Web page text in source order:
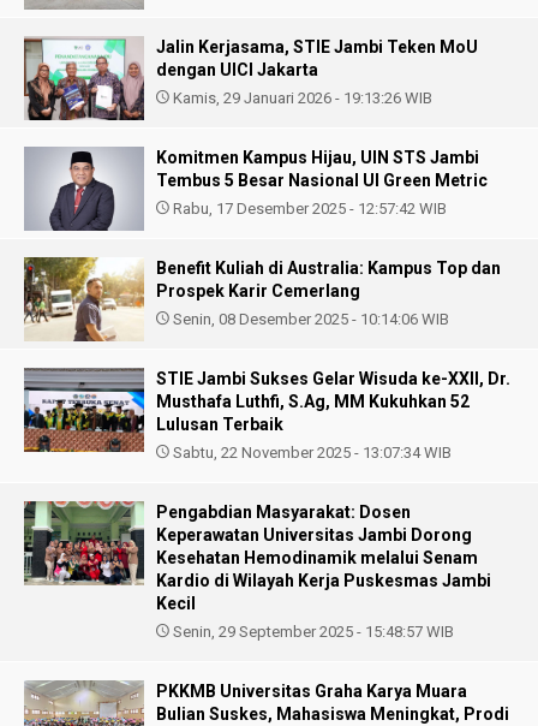
Jalin Kerjasama, STIE Jambi Teken MoU
dengan UICI Jakarta
Kamis, 29 Januari 2026 - 19:13:26 WIB
Komitmen Kampus Hijau, UIN STS Jambi
Tembus 5 Besar Nasional UI Green Metric
Rabu, 17 Desember 2025 - 12:57:42 WIB
Benefit Kuliah di Australia: Kampus Top dan
Prospek Karir Cemerlang
Senin, 08 Desember 2025 - 10:14:06 WIB
STIE Jambi Sukses Gelar Wisuda ke-XXII, Dr.
Musthafa Luthfi, S.Ag, MM Kukuhkan 52
Lulusan Terbaik
Sabtu, 22 November 2025 - 13:07:34 WIB
Pengabdian Masyarakat: Dosen
Keperawatan Universitas Jambi Dorong
Kesehatan Hemodinamik melalui Senam
Kardio di Wilayah Kerja Puskesmas Jambi
Kecil
Senin, 29 September 2025 - 15:48:57 WIB
PKKMB Universitas Graha Karya Muara
Bulian Suskes, Mahasiswa Meningkat, Prodi